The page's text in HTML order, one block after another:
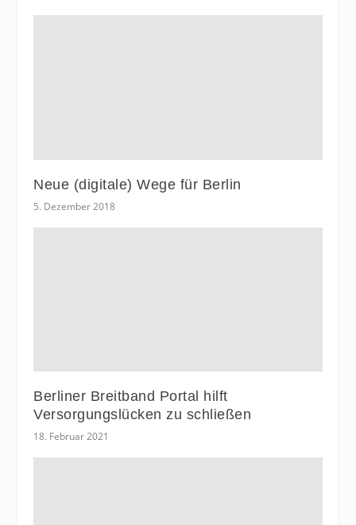
Neue (digitale) Wege für Berlin
5. Dezember 2018
Berliner Breitband Portal hilft
Versorgungslücken zu schließen
18. Februar 2021